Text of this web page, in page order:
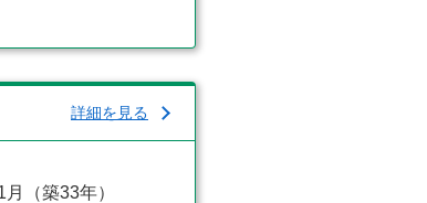
詳細を見る
（築33年）